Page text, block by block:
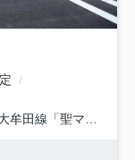
牟田線 「聖マリア病院前